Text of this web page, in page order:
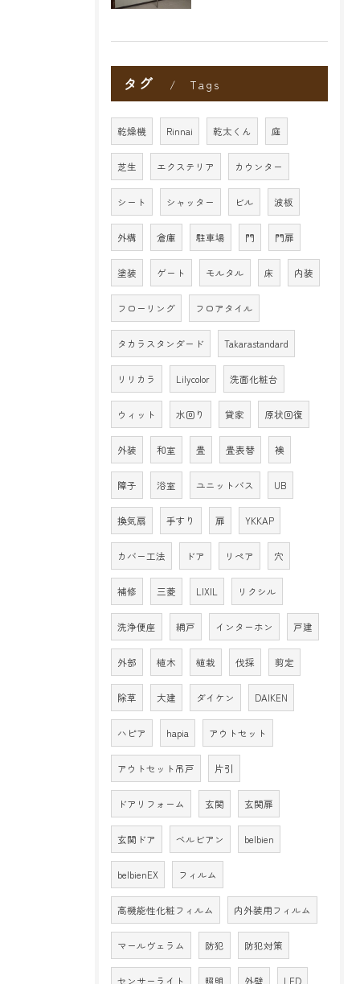
タグ Tags
乾燥機 Rinnai 乾太くん 庭
芝生 エクステリア カウンター
シート シャッター ビル 波板
外構 倉庫 駐車場 門 門扉
塗装 ゲート モルタル 床 内装
フローリング フロアタイル
タカラスタンダード Takarastandard
リリカラ Lilycolor 洗面化粧台
ウィット 水回り 貸家 原状回復
外装 和室 畳 畳表替 襖
障子 浴室 ユニットバス UB
換気扇 手すり 扉 YKKAP
カバー工法 ドア リペア 穴
補修 三菱 LIXIL リクシル
洗浄便座 網戸 インターホン 戸建
外部 植木 植栽 伐採 剪定
除草 大建 ダイケン DAIKEN
ハピア hapia アウトセット
アウトセット吊戸 片引
ドアリフォーム 玄関 玄関扉
玄関ドア ベルビアン belbien
belbienEX フィルム
高機能性化粧フィルム 内外装用フィルム
マールヴェラム 防犯 防犯対策
センサーライト 照明 外壁 LED